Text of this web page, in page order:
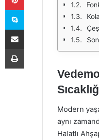
Modern
aynı
Halatlı
Skype
E-Posta ile paylaş